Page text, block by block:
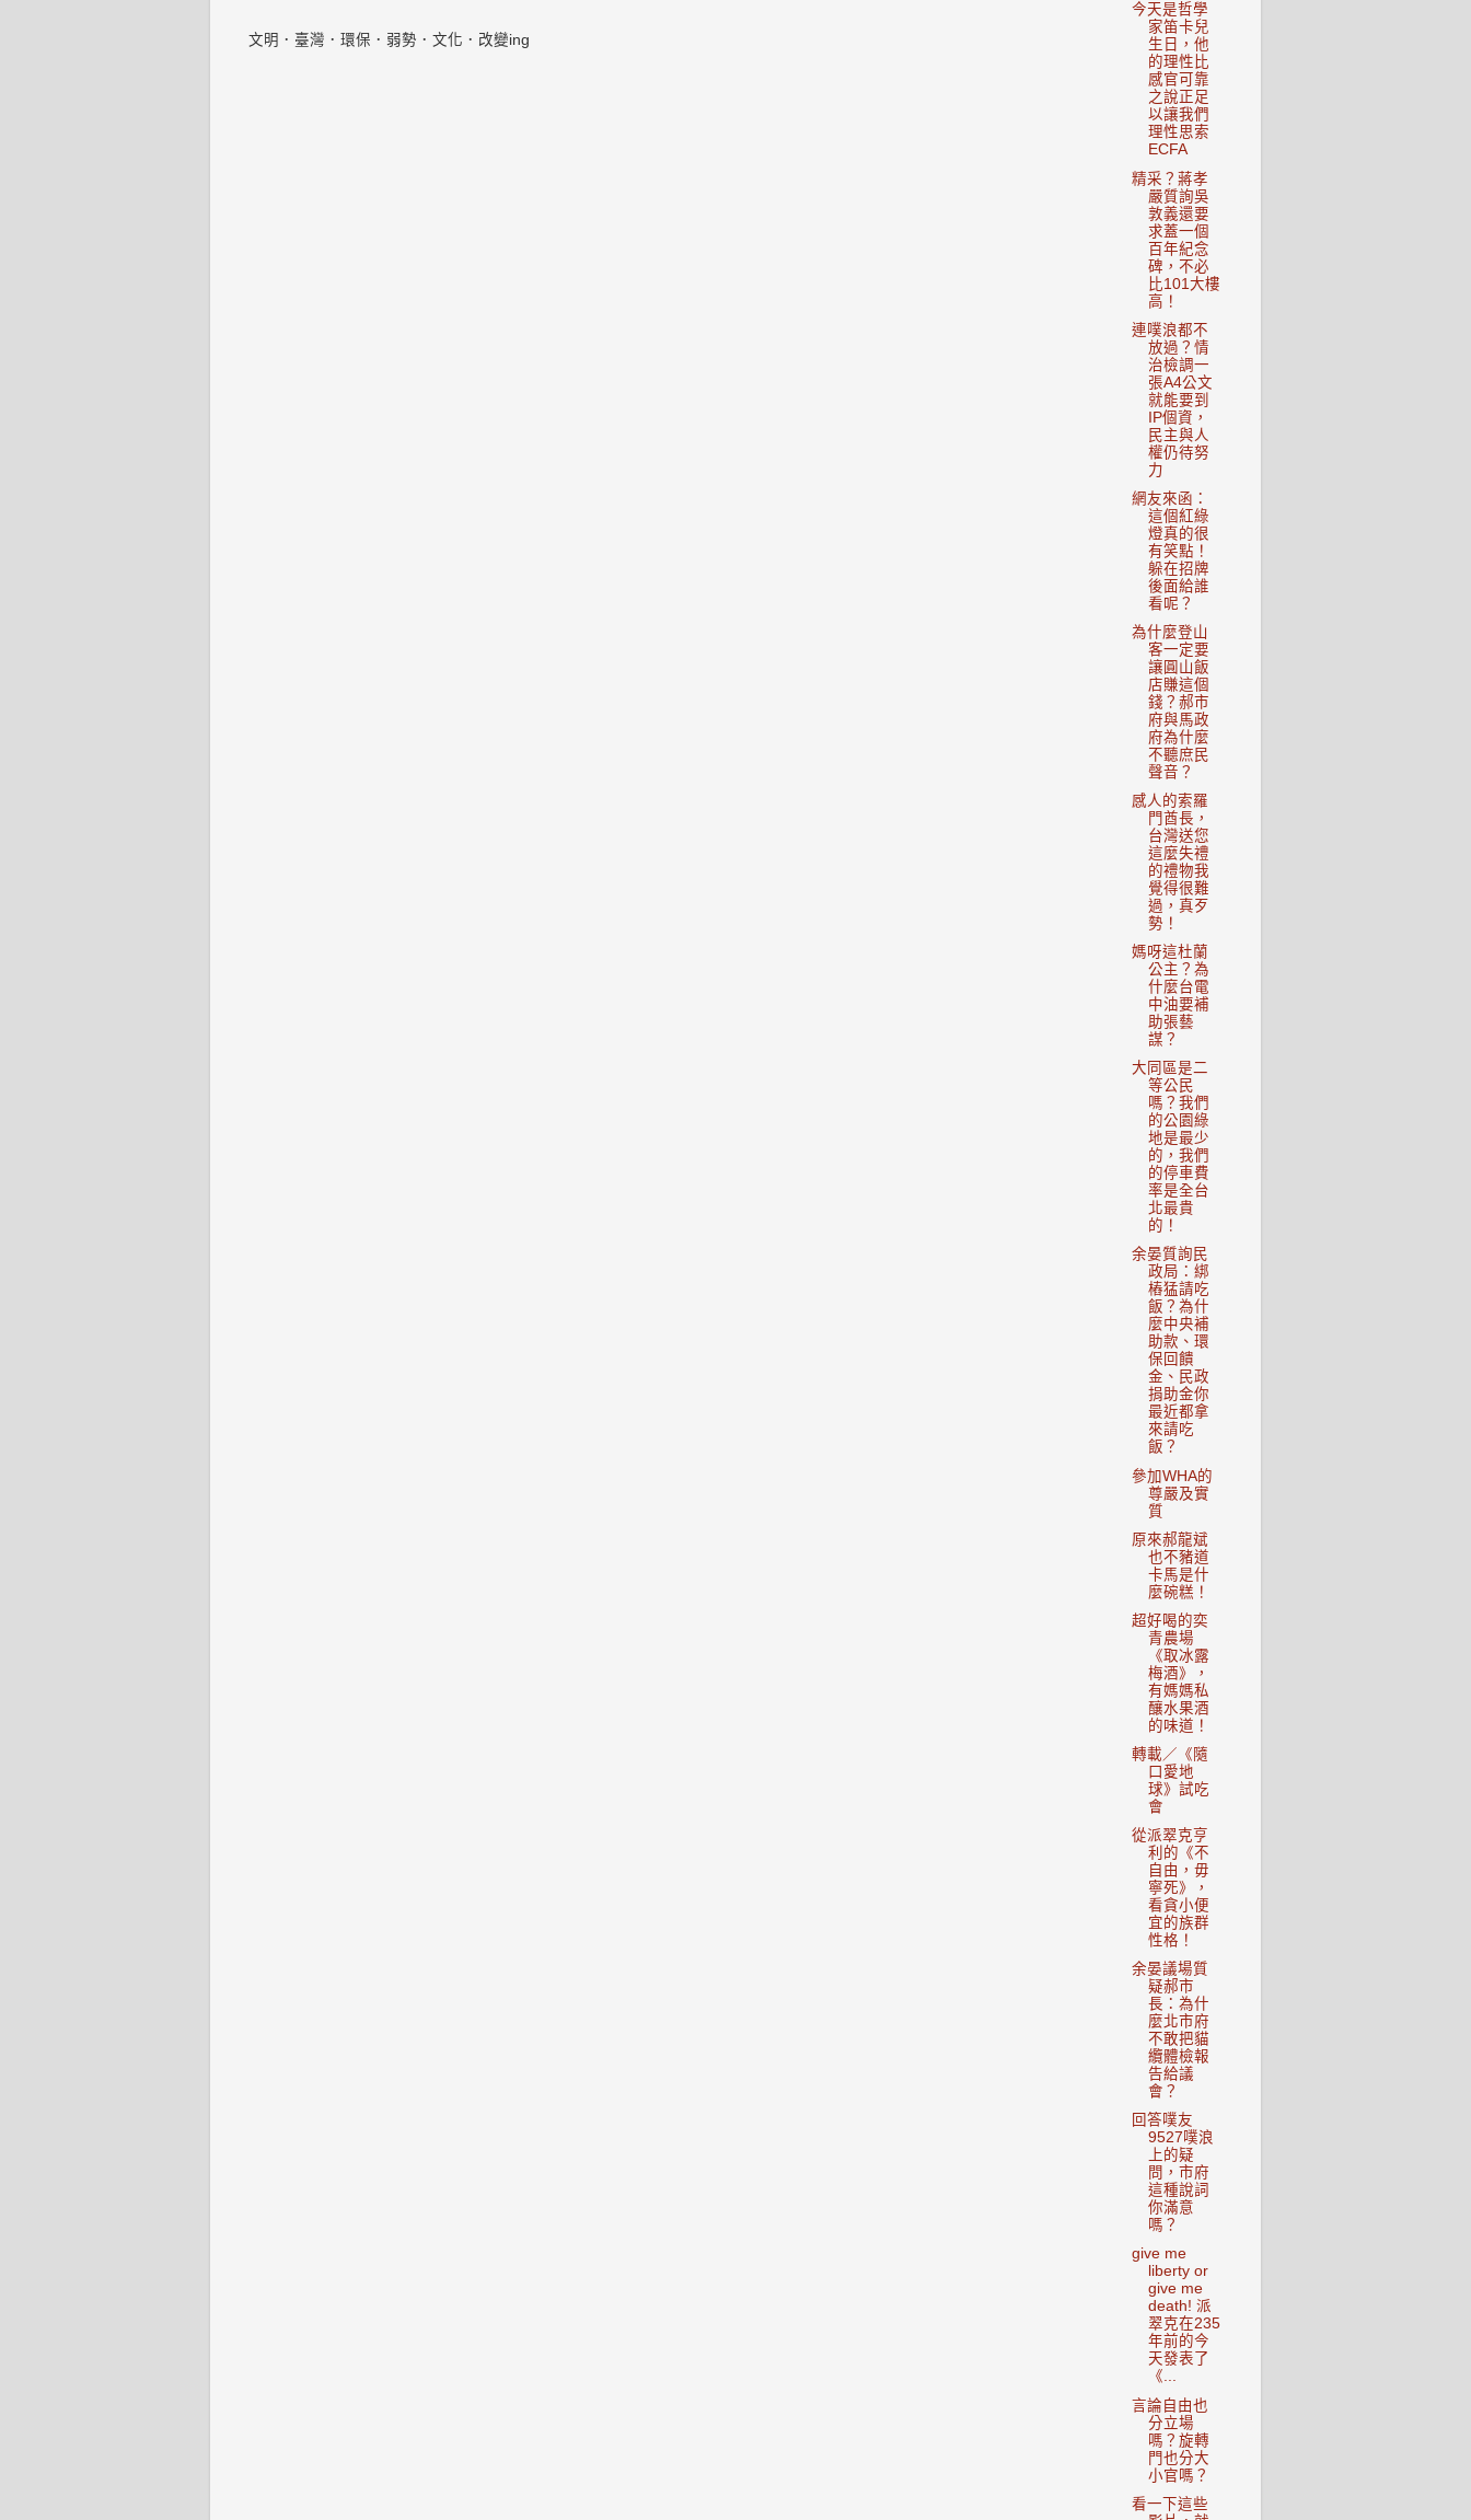
文明．臺灣．環保．弱勢．文化．改變ing
今天是哲學
家笛卡兒
生日，他
的理性比
感官可靠
之說正足
以讓我們
理性思索
ECFA
精采？蔣孝
嚴質詢吳
敦義還要
求蓋一個
百年紀念
碑，不必
比101大樓
高！
連噗浪都不
放過？情
治檢調一
張A4公文
就能要到
IP個資，
民主與人
權仍待努
力
網友來函：
這個紅綠
燈真的很
有笑點！
躲在招牌
後面給誰
看呢？
為什麼登山
客一定要
讓圓山飯
店賺這個
錢？郝市
府與馬政
府為什麼
不聽庶民
聲音？
感人的索羅
門酋長，
台灣送您
這麼失禮
的禮物我
覺得很難
過，真歹
勢！
媽呀這杜蘭
公主？為
什麼台電
中油要補
助張藝
謀？
大同區是二
等公民
嗎？我們
的公園綠
地是最少
的，我們
的停車費
率是全台
北最貴
的！
余晏質詢民
政局：綁
樁猛請吃
飯？為什
麼中央補
助款、環
保回饋
金、民政
捐助金你
最近都拿
來請吃
飯？
參加WHA的
尊嚴及實
質
原來郝龍斌
也不豬道
卡馬是什
麼碗糕！
超好喝的奕
青農場
《取冰露
梅酒》，
有媽媽私
釀水果酒
的味道！
轉載／《隨
口愛地
球》試吃
會
從派翠克亨
利的《不
自由，毋
寧死》，
看貪小便
宜的族群
性格！
余晏議場質
疑郝市
長：為什
麼北市府
不敢把貓
纜體檢報
告給議
會？
回答噗友
9527噗浪
上的疑
問，市府
這種說詞
你滿意
嗎？
give me
liberty or
give me
death! 派
翠克在235
年前的今
天發表了
《...
言論自由也
分立場
嗎？旋轉
門也分大
小官嗎？
看一下這些